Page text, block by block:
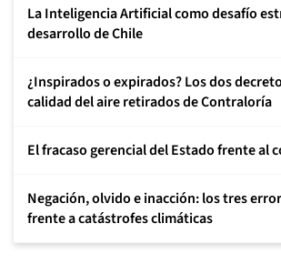
La Inteligencia Artificial como desafío
desarrollo de Chile
¿Inspirados o expirados? Los dos
calidad del aire retirados de Contraloría
El fracaso gerencial del Estado frente al
Negación, olvido e inacción: los tres
frente a catástrofes climáticas